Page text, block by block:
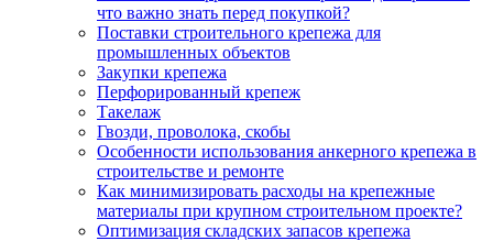
что важно знать перед покупкой?
Поставки строительного крепежа для
промышленных объектов
Закупки крепежа
Перфорированный крепеж
Такелаж
Гвозди, проволока, скобы
Особенности использования анкерного крепежа в
строительстве и ремонте
Как минимизировать расходы на крепежные
материалы при крупном строительном проекте?
Оптимизация складских запасов крепежа